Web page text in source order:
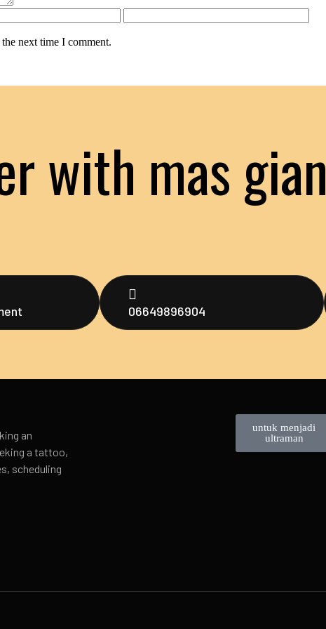
next time I comment.
with mas gian
06649896904
an
a tattoo,
scheduling
untuk menjadi
ultraman